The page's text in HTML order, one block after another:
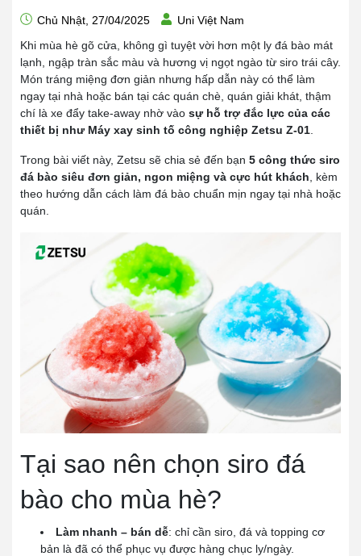
Chủ Nhật, 27/04/2025
Uni Việt Nam
Khi mùa hè gõ cửa, không gì tuyệt vời hơn một ly đá bào mát
lạnh, ngập tràn sắc màu và hương vị ngọt ngào từ siro trái cây.
Món tráng miệng đơn giản nhưng hấp dẫn này có thể làm
ngay tại nhà hoặc bán tại các quán chè, quán giải khát, thậm
chí là xe đẩy take-away nhờ vào sự hỗ trợ đắc lực của các
thiết bị như Máy xay sinh tố công nghiệp Zetsu Z-01
Trong bài viết này, Zetsu sẽ chia sẻ đến bạn 5 công thức siro
đá bào siêu đơn giản, ngon miệng và cực hút khách , kèm
theo hướng dẫn cách làm đá bào chuẩn mịn ngay tại nhà hoặc
quán.
Tại sao nên chọn siro đá
bào cho mùa hè?
Làm nhanh – bán dễ: chỉ cần siro, đá và topping cơ
bản là đã có thể phục vụ được hàng chục ly/ngày.